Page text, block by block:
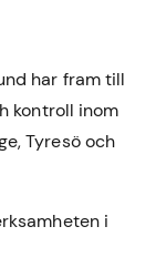
har fram till
kontroll inom
,Tyresöoch
i